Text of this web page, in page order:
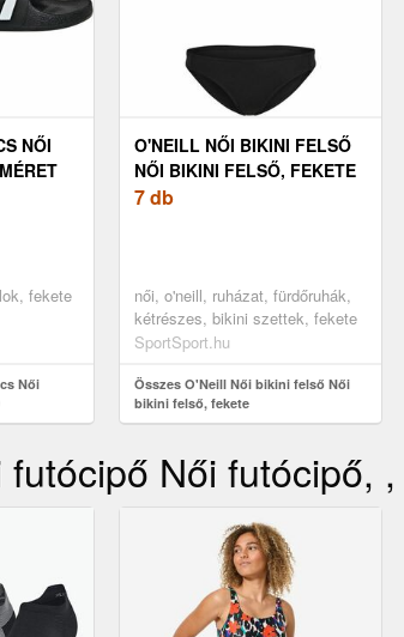
NŐI
fekete
Női
O'NEILL NŐI BIKINI FELSŐ
NŐI BIKINI FELSŐ, FEKETE
7 db
női, o'neill, ruházat, fürdőruhák,
kétrészes, bikini szettek, fekete
SportSport.hu
Összes O'Neill Női bikini felső Női
bikini felső, fekete
Női futócipő,